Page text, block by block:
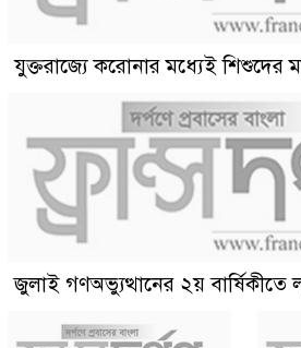
যুক্তরাজ্যে করোনার মধ্যেই শিশুদের
জুলাই গণঅভ্যুত্থানের ২য় বার্ষিকীতে